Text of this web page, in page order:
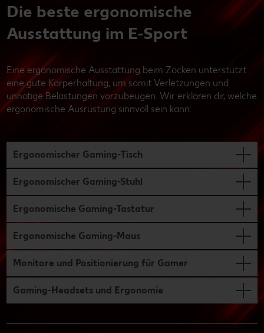
Die beste ergonomische
Ausstattung im E-Sport
Eine ergonomische Ausstattung beim Zocken unterstützt
eine gute Körperhaltung, um somit Verletzungen und
unnötige Belastungen vorzubeugen. Wir erklären dir, welche
ergonomische Ausrüstung sinnvoll sein kann:
Ergonomischer Gaming-Tisch
Ergonomischer Gaming-Stuhl
Ergonomische Gaming-Tastatur
Ergonomische Gaming-Maus
Monitore und Positionierung für Gamer
Gaming-Headsets und Ergonomie